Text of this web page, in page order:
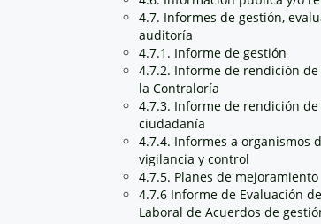
4.7. Informes de gestión,
auditoría
4.7.1. Informe de gestión
4.7.2. Informe de rendición
la Contraloría
4.7.3. Informe de rendición
ciudadanía
4.7.4. Informes a organismos
vigilancia y control
4.7.5. Planes de mejoramiento
4.7.6 Informe de Evaluación
Laboral de Acuerdos de